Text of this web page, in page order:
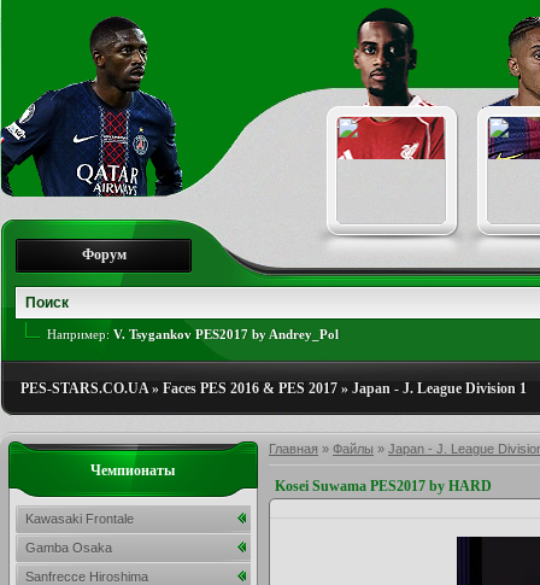
Форум
Например: V. Tsygankov PES2017 by Andrey_Pol
PES-STARS.CO.UA» Faces PES 2016 & PES 2017 » Japan - J. League Division 1
Главная » Файлы » Japan - J. League
Kosei Suwama PES2017 by HARD
Чемпионаты
Kawasaki Frontale
Gamba Osaka
Sanfrecce Hiroshima